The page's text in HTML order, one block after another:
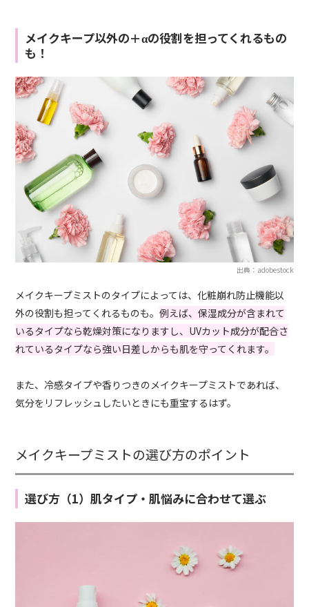
メイクキープ以外の＋αの役割を担ってくれるもの
も！
出典：adobestock
メイクキープミストのタイプによっては、化粧崩れ防止機能以
外の役割も担ってくれるものも。例えば、保湿成分が含まれて
いるタイプなら乾燥対策になりますし、UVカット成分が配合さ
れているタイプなら強い日差しからも肌を守ってくれます。
また、冷感タイプや香りつきのメイクキープミストであれば、
気分をリフレッシュしたいときにも重宝するはず。
メイクキープミストの選び方のポイント
選び方（1）肌タイプ・肌悩みに合わせて選ぶ